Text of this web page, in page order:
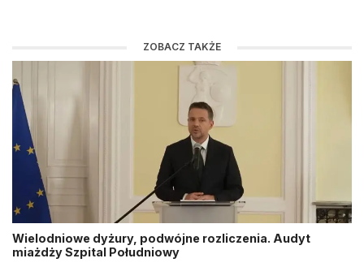
ZOBACZ TAKŻE
Wielodniowe dyżury, podwójne rozliczenia. Audyt
miażdży Szpital Południowy